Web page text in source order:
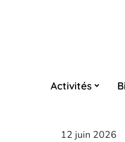
Activités
12 juin 2026